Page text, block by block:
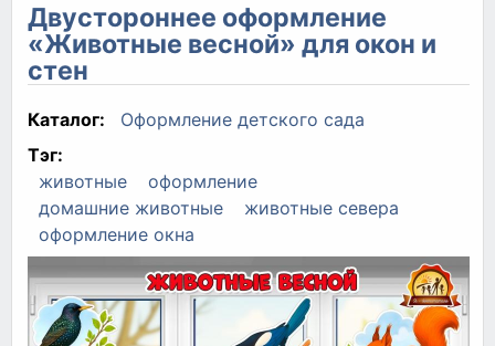
Двустороннее оформление
«Животные весной» для окон и
стен
Каталог:
Оформление детского сада
Тэг:
животные
оформление
домашние животные
животные севера
оформление окна